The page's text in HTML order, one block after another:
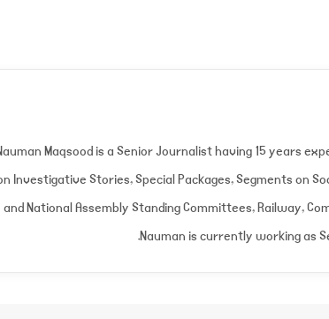
Maqsood is a Senior Journalist having 15 years
Investigative Stories, Special Packages, Segments on
and National Assembly Standing Committees, Railway,
Nauman is currently working as